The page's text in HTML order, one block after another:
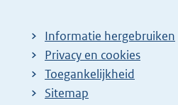
Informatie hergebruiken
Privacy en cookies
Toegankelijkheid
Sitemap